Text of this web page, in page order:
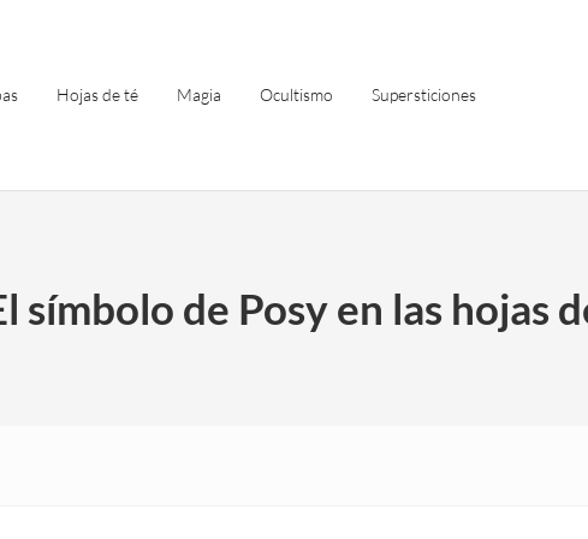
Hojas de té Magia Ocultismo Supersticiones
símbolo de Posy en las hojas